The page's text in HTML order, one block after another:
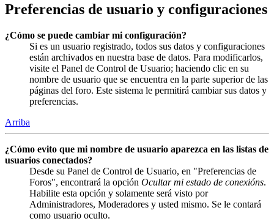
Preferencias de usuario y configuraciones
¿Cómo se puede cambiar mi configuración?
Si es un usuario registrado, todos sus datos y configuraciones
están archivados en nuestra base de datos. Para modificarlos,
visite el Panel de Control de Usuario; haciendo clic en su
nombre de usuario que se encuentra en la parte superior de las
páginas del foro. Este sistema le permitirá cambiar sus datos y
preferencias.
Arriba
¿Cómo evito que mi nombre de usuario aparezca en las listas de
usuarios conectados?
Desde su Panel de Control de Usuario, en "Preferencias de
Foros", encontrará la opción Ocultar mi estado de conexións.
Habilite esta opción y solamente será visto por
Administradores, Moderadores y usted mismo. Se le contará
como usuario oculto.